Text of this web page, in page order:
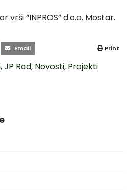
“INPROS” d.o.o. Mostar.
Email Print
,JP Rad, Novosti, Projekti